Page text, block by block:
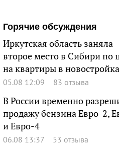
Горячие обсуждения
Иркутская область заняла
второе место в Сибири по
на квартиры в
05.08 12:09 83 отзыва
В России временно
продажу бензина Евро-2,
и Евро-4
06.08 13:37 53 отзыва